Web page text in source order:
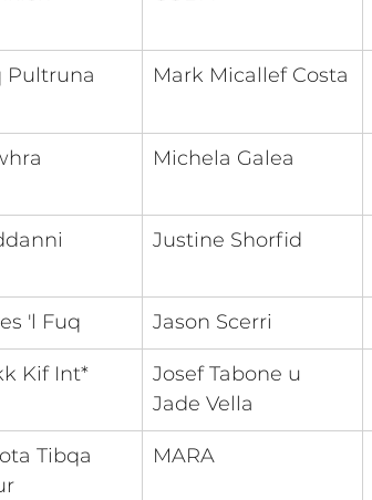
Pultruna Mark Micallef Costa
Michela Galea
Justine Shorfid
'l Fuq ​Jason Scerri
Kif Int*
Josef Tabone u
Jade Vella
Tibqa
MARA